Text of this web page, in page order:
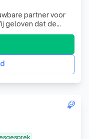
partner voor
geloven dat de
staat is en
is. Met
van
nie